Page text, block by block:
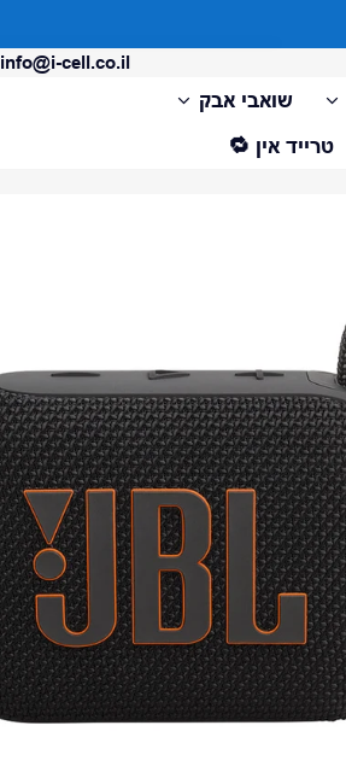
info@i-cell.co.il
שואבי אבק
טרייד אין 🔁